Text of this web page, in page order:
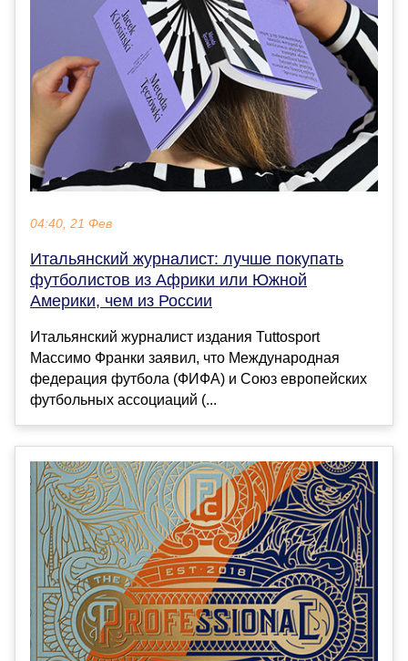
04:40, 21 Фев
Итальянский журналист: лучше покупать
футболистов из Африки или Южной
Америки, чем из России
Итальянский журналист издания Tuttosport
Массимо Франки заявил, что Международная
федерация футбола (ФИФА) и Союз европейских
футбольных ассоциаций (...